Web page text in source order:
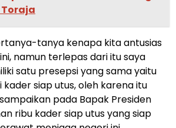
Toraja
tanya kenapa kita antusias
namun terlepas dari itu saya
satu presepsi yang sama yaitu
kader siap utus, oleh karena itu
pada Bapak Presiden
ribu kader siap utus yang siap